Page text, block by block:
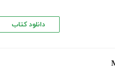
دانلود کتاب